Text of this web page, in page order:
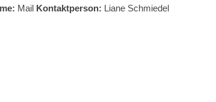
Mail Kontaktperson: Liane Schmiedel